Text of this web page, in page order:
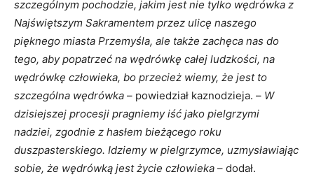
szczególnym pochodzie, jakim jest nie tylko wędrówka z
Najświętszym Sakramentem przez ulicę naszego
pięknego miasta Przemyśla, ale także zachęca nas do
tego, aby popatrzeć na wędrówkę całej ludzkości, na
wędrówkę człowieka, bo przecież wiemy, że jest to
szczególna wędrówka – powiedział kaznodzieja. – W
dzisiejszej procesji pragniemy iść jako pielgrzymi
nadziei, zgodnie z hasłem bieżącego roku
duszpasterskiego. Idziemy w pielgrzymce, uzmysławiając
sobie, że wędrówką jest życie człowieka – dodał.